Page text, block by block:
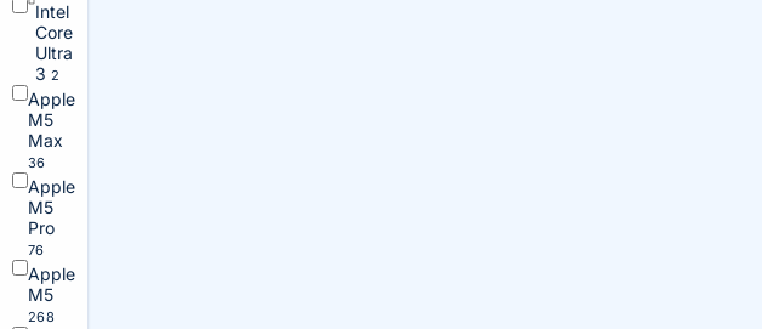
Intel
Core
Ultra
3 2
Apple
M5
Max
36
Apple
M5
Pro
76
Apple
M5
268